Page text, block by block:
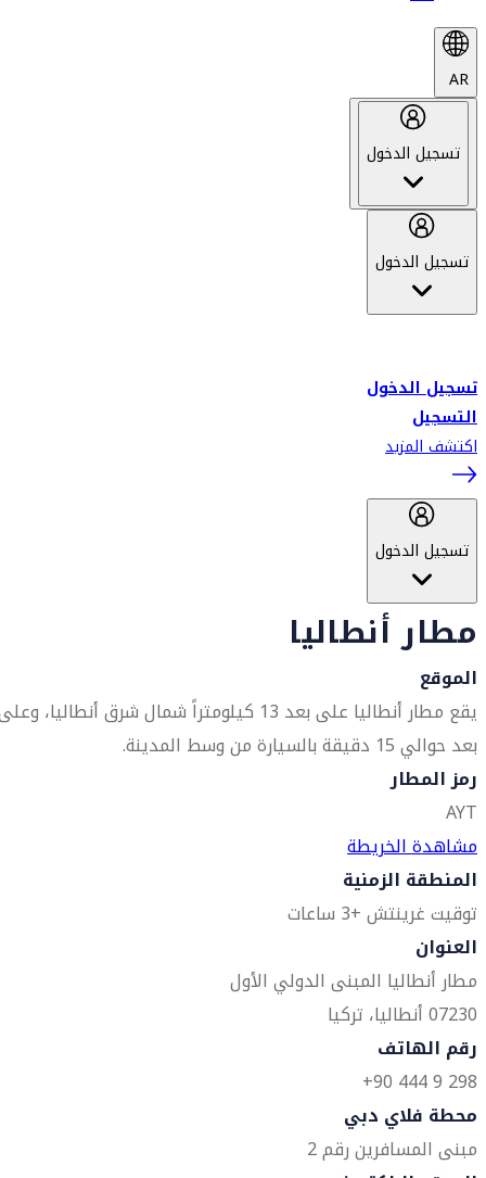
AR
تسجيل الدخول
تسجيل الدخول
تسجيل الدخول
التسجيل
اكتشف المزيد
تسجيل الدخول
مطار أنطاليا
الموقع
يقع مطار أنطاليا على بعد 13 كيلومتراً شمال شرق أنطاليا،
بعد حوالي 15 دقيقة بالسيارة من وسط المدينة.
رمز المطار
AYT
مشاهدة الخريطة
المنطقة الزمنية
توقيت غرينتش +3 ساعات
العنوان
مطار أنطاليا المبنى الدولي الأول
07230 أنطاليا، تركيا
رقم الهاتف
298 9 444 90+
محطة فلاي دبي
مبنى المسافرين رقم 2